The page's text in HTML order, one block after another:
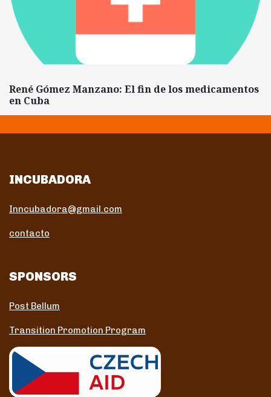
René Gómez Manzano: El fin de los medicamentos
en Cuba
INCUBADORA
Inncubadora@gmail.com
contacto
SPONSORS
Post Bellum
Transition Promotion Program